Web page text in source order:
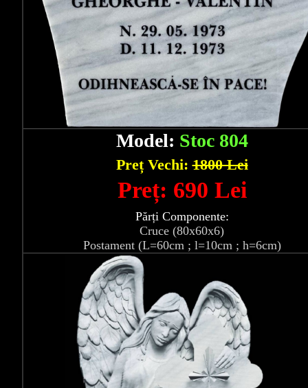
Model: Stoc 804
Preț Vechi:1800 Lei
Preț: 690 Lei
Părți Componente:
Cruce (80x60x6)
Postament (L=60cm ; l=10cm ; h=6cm)